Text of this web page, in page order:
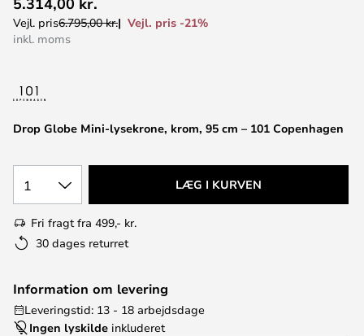
til
starten
Drop Globe Mini-lysekrone, krom, 95 cm – 101 Copenhagen
Vejl. pris6.795,00 kr.
Vejl. pris -21%
inkl. moms
1 LÆG I KURVEN
Fri fragt fra 499,- kr.
30 dages returret
Information om levering
Leveringstid: 13 - 18 arbejdsdage
Ingen lyskilde inkluderet